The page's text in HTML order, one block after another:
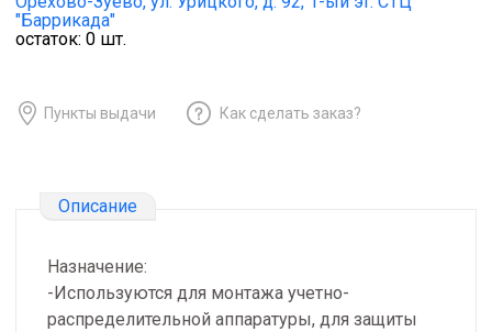
"Баррикада"
остаток: 0 шт.
Пункты выдачи Как сделать заказ?
Описание
Назначение:
-Используются для монтажа учетно-
распределительной аппаратуры, для защиты